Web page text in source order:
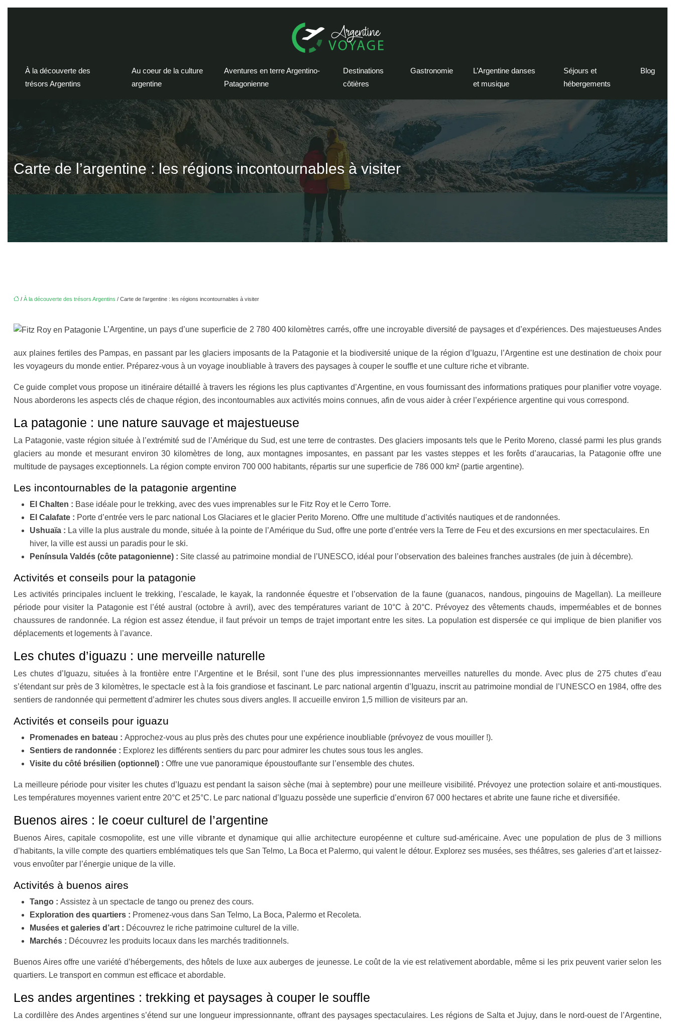
À la découverte des
trésors Argentins
Au coeur de la culture
argentine
Aventures en terre Argentino-
Patagonienne
Destinations
côtières
Gastronomie
L’Argentine danses
et musique
Séjours et
hébergements
Blog
Carte de l’argentine : les régions incontournables à visiter
/ À la découverte des trésors Argentins / Carte de l’argentine : les régions incontournables à visiter
L’Argentine, un pays d’une superficie de 2 780 400 kilomètres carrés, offre une incroyable diversité de paysages et d’expériences. Des majestueuses Andes
aux plaines fertiles des Pampas, en passant par les glaciers imposants de la Patagonie et la biodiversité unique de la région d’Iguazu, l’Argentine est une destination de choix pour
les voyageurs du monde entier. Préparez-vous à un voyage inoubliable à travers des paysages à couper le souffle et une culture riche et vibrante.
Ce guide complet vous propose un itinéraire détaillé à travers les régions les plus captivantes d’Argentine, en vous fournissant des informations pratiques pour planifier votre voyage.
Nous aborderons les aspects clés de chaque région, des incontournables aux activités moins connues, afin de vous aider à créer l’expérience argentine qui vous correspond.
La patagonie : une nature sauvage et majestueuse
La Patagonie, vaste région située à l’extrémité sud de l’Amérique du Sud, est une terre de contrastes. Des glaciers imposants tels que le Perito Moreno, classé parmi les plus grands
glaciers au monde et mesurant environ 30 kilomètres de long, aux montagnes imposantes, en passant par les vastes steppes et les forêts d’araucarias, la Patagonie offre une
multitude de paysages exceptionnels. La région compte environ 700 000 habitants, répartis sur une superficie de 786 000 km² (partie argentine).
Les incontournables de la patagonie argentine
El Chalten : Base idéale pour le trekking, avec des vues imprenables sur le Fitz Roy et le Cerro Torre.
El Calafate : Porte d’entrée vers le parc national Los Glaciares et le glacier Perito Moreno. Offre une multitude d’activités nautiques et de randonnées.
Ushuaïa : La ville la plus australe du monde, située à la pointe de l’Amérique du Sud, offre une porte d’entrée vers la Terre de Feu et des excursions en mer spectaculaires. En
hiver, la ville est aussi un paradis pour le ski.
Península Valdés (côte patagonienne) : Site classé au patrimoine mondial de l’UNESCO, idéal pour l’observation des baleines franches australes (de juin à décembre).
Activités et conseils pour la patagonie
Les activités principales incluent le trekking, l’escalade, le kayak, la randonnée équestre et l’observation de la faune (guanacos, nandous, pingouins de Magellan). La meilleure
période pour visiter la Patagonie est l’été austral (octobre à avril), avec des températures variant de 10°C à 20°C. Prévoyez des vêtements chauds, imperméables et de bonnes
chaussures de randonnée. La région est assez étendue, il faut prévoir un temps de trajet important entre les sites. La population est dispersée ce qui implique de bien planifier vos
déplacements et logements à l’avance.
Les chutes d’iguazu : une merveille naturelle
Les chutes d’Iguazu, situées à la frontière entre l’Argentine et le Brésil, sont l’une des plus impressionnantes merveilles naturelles du monde. Avec plus de 275 chutes d’eau
s’étendant sur près de 3 kilomètres, le spectacle est à la fois grandiose et fascinant. Le parc national argentin d’Iguazu, inscrit au patrimoine mondial de l’UNESCO en 1984, offre des
sentiers de randonnée qui permettent d’admirer les chutes sous divers angles. Il accueille environ 1,5 million de visiteurs par an.
Activités et conseils pour iguazu
Promenades en bateau : Approchez-vous au plus près des chutes pour une expérience inoubliable (prévoyez de vous mouiller !).
Sentiers de randonnée : Explorez les différents sentiers du parc pour admirer les chutes sous tous les angles.
Visite du côté brésilien (optionnel) : Offre une vue panoramique époustouflante sur l’ensemble des chutes.
La meilleure période pour visiter les chutes d’Iguazu est pendant la saison sèche (mai à septembre) pour une meilleure visibilité. Prévoyez une protection solaire et anti-moustiques.
Les températures moyennes varient entre 20°C et 25°C. Le parc national d’Iguazu possède une superficie d’environ 67 000 hectares et abrite une faune riche et diversifiée.
Buenos aires : le coeur culturel de l’argentine
Buenos Aires, capitale cosmopolite, est une ville vibrante et dynamique qui allie architecture européenne et culture sud-américaine. Avec une population de plus de 3 millions
d’habitants, la ville compte des quartiers emblématiques tels que San Telmo, La Boca et Palermo, qui valent le détour. Explorez ses musées, ses théâtres, ses galeries d’art et laissez-
vous envoûter par l’énergie unique de la ville.
Activités à buenos aires
Tango : Assistez à un spectacle de tango ou prenez des cours.
Exploration des quartiers : Promenez-vous dans San Telmo, La Boca, Palermo et Recoleta.
Musées et galeries d’art : Découvrez le riche patrimoine culturel de la ville.
Marchés : Découvrez les produits locaux dans les marchés traditionnels.
Buenos Aires offre une variété d’hébergements, des hôtels de luxe aux auberges de jeunesse. Le coût de la vie est relativement abordable, même si les prix peuvent varier selon les
quartiers. Le transport en commun est efficace et abordable.
Les andes argentines : trekking et paysages à couper le souffle
La cordillère des Andes argentines s’étend sur une longueur impressionnante, offrant des paysages spectaculaires. Les régions de Salta et Jujuy, dans le nord-ouest de l’Argentine,